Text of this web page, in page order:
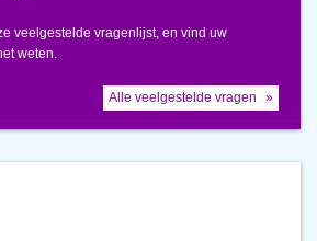
veelgestelde vragenlijst, en vind uw
weten.
Alle veelgestelde vragen